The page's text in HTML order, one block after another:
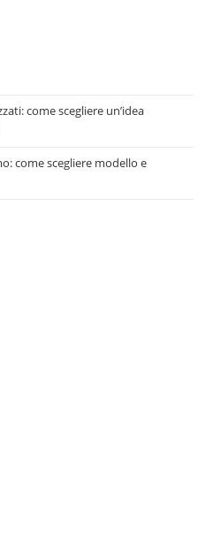
come scegliere un’idea
come scegliere modello e